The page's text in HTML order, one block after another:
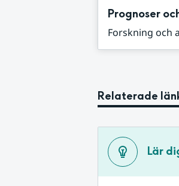
Prognoser
Forskning och
Relaterade
Lär